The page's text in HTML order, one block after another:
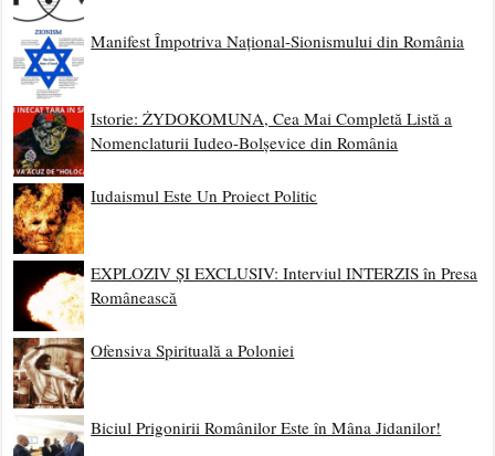
Manifest Împotriva Național-Sionismului din România
Istorie: ŻYDOKOMUNA, Cea Mai Completă Listă a
Nomenclaturii Iudeo-Bolșevice din România
Iudaismul Este Un Proiect Politic
EXPLOZIV ȘI EXCLUSIV: Interviul INTERZIS în Presa
Românească
Ofensiva Spirituală a Poloniei
Biciul Prigonirii Românilor Este în Mâna Jidanilor!